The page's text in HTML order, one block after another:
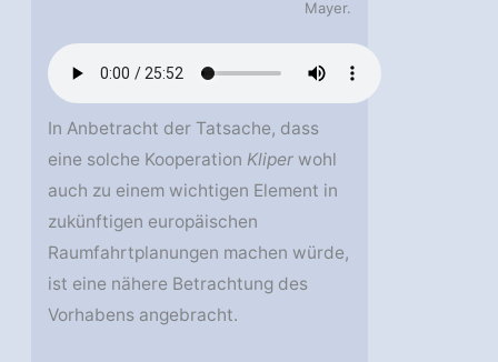
Mayer.
In Anbetracht der Tatsache, dass
eine solche KooperationKliper wohl
auch zu einem wichtigen Element in
zukünftigen europäischen
Raumfahrtplanungen machen würde,
ist eine nähere Betrachtung des
Vorhabens angebracht.